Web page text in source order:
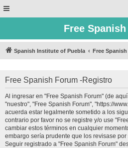
Free
Spanish Institute of Puebla Free
Free Spanish Forum -Registro
Al ingresar en "Free Spanish Forum" (de
"nuestro", "Free Spanish Forum", "https://
acuerda estar legalmente sometido a los
contrario por favor no se registre y/o use
cambiar estos términos en cualquier
embargo sería prudente que los revisase
Seguir registrado a "Free Spanish Forum"